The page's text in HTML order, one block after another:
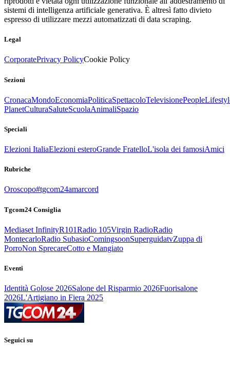
sistemi di intelligenza artificiale generativa. È altresì fatto divieto
espresso di utilizzare mezzi automatizzati di data scraping.
Legal
CorporatePrivacy PolicyCookie Policy
Sezioni
CronacaMondoEconomiaPoliticaSpettacoloTelevisionePeople
PlanetCulturaSaluteScuolaAnimaliSpazio
Speciali
Elezioni ItaliaElezioni esteroGrande FratelloL'isola dei famosiAmici
Rubriche
Oroscopo#tgcom24amarcord
Tgcom24 Consiglia
Mediaset InfinityR101Radio 105Virgin RadioRadio
MontecarloRadio SubasioComingsoonSuperguidatvZuppa di
PorroNon SprecareCotto e Mangiato
Eventi
Identità Golose 2026Salone del Risparmio 2026Fuorisalone
2026L'Artigiano in Fiera 2025
Seguici su